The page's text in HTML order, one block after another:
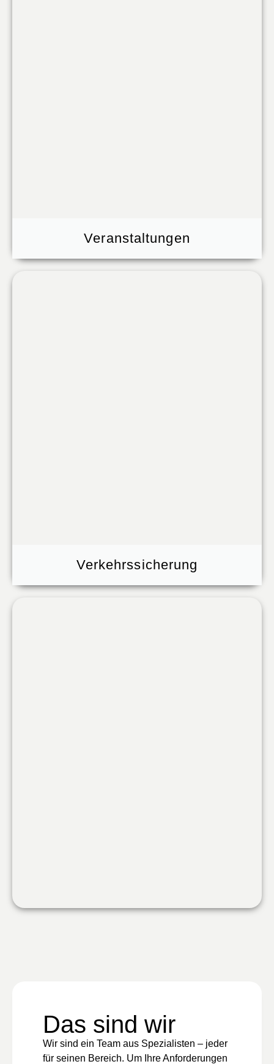
Veranstaltungen
Verkehrssicherung
Das sind wir
Wir sind ein Team aus Spezialisten – jeder
für seinen Bereich. Um Ihre Anforderungen